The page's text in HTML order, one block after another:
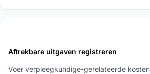
Aftrekbare uitgaven registreren
Voer verpleegkundige-gerelateerde